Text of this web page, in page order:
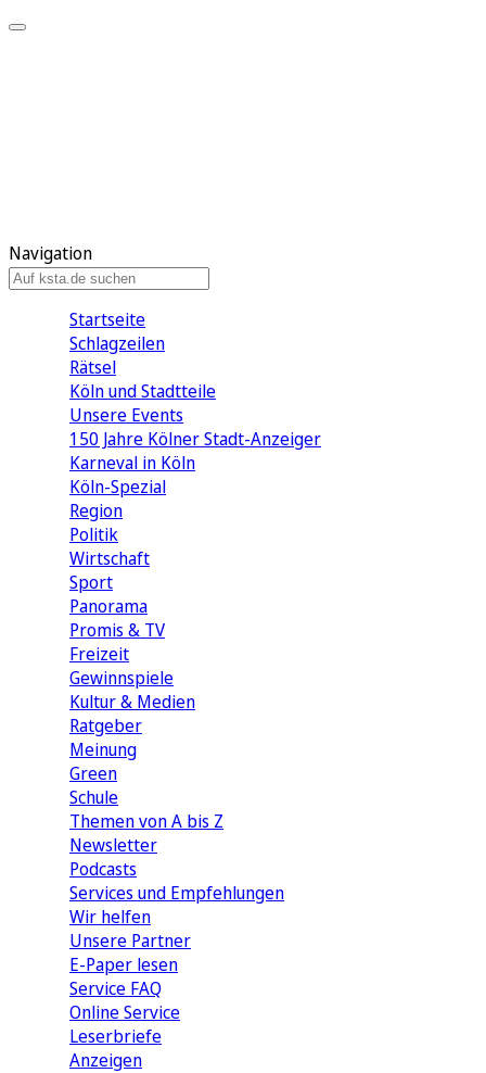
Navigation
Startseite
Schlagzeilen
Rätsel
Köln und Stadtteile
Unsere Events
150 Jahre Kölner Stadt-Anzeiger
Karneval in Köln
Köln-Spezial
Region
Politik
Wirtschaft
Sport
Panorama
Promis & TV
Freizeit
Gewinnspiele
Kultur & Medien
Ratgeber
Meinung
Green
Schule
Themen von A bis Z
Newsletter
Podcasts
Services und Empfehlungen
Wir helfen
Unsere Partner
E-Paper lesen
Service FAQ
Online Service
Leserbriefe
Anzeigen